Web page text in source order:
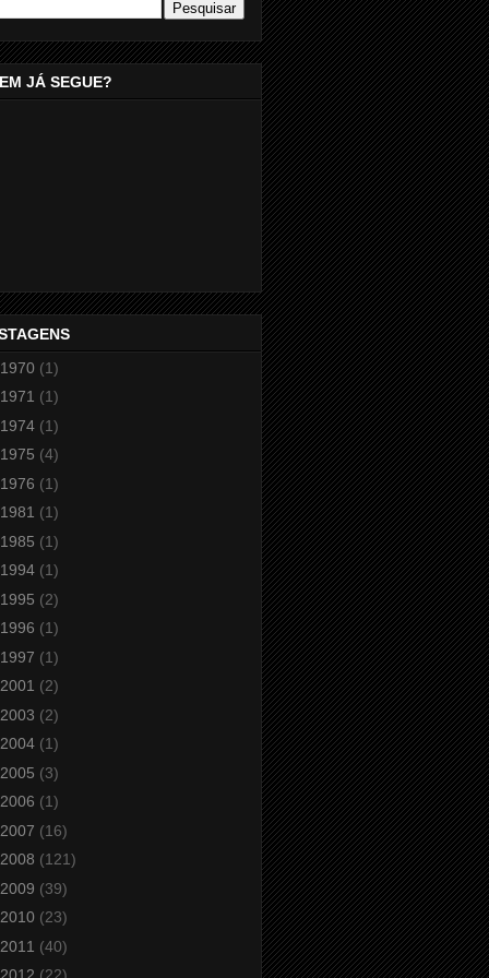
JÁ SEGUE?
1970 (1)
1971 (1)
1974 (1)
1975 (4)
1976 (1)
1981 (1)
1985 (1)
1994 (1)
1995 (2)
1996 (1)
1997 (1)
2001 (2)
2003 (2)
2004 (1)
2005 (3)
2006 (1)
2007 (16)
2008 (121)
2009 (39)
2010 (23)
2011 (40)